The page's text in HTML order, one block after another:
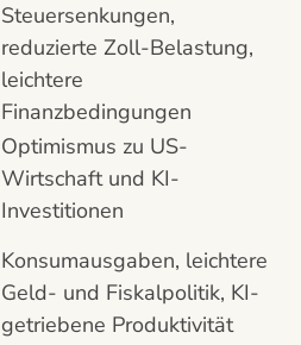
Steuersenkungen,
reduzierte Zoll-Belastung,
leichtere
Finanzbedingungen
Optimismus zu US-
Wirtschaft und KI-
Investitionen
Konsumausgaben, leichtere
Geld- und Fiskalpolitik, KI-
getriebene Produktivität